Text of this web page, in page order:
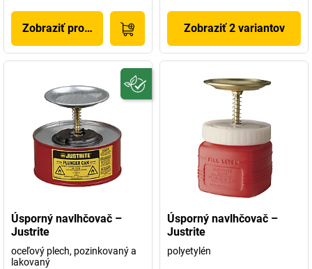
Zobraziť produkt Zobraziť 2 variantov
Úsporný navlhčovač –
Justrite
oceľový plech, pozinkovaný a
lakovaný
Úsporný navlhčovač –
Justrite
polyetylén